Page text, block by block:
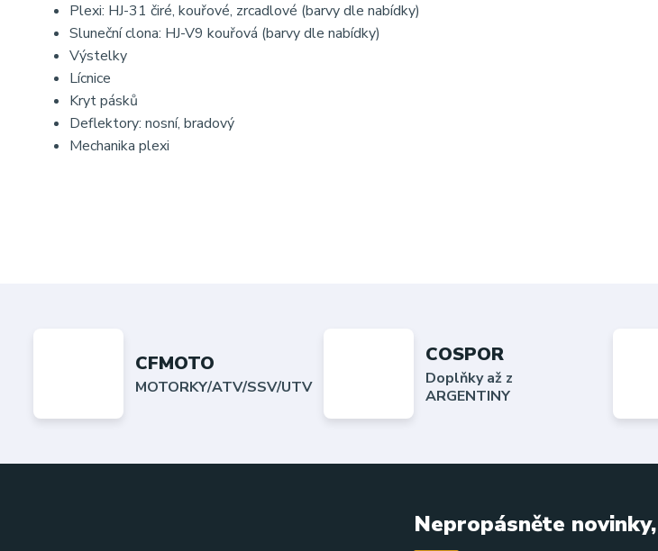
Plexi: HJ-31 čiré, kouřové, zrcadlové (barvy dle nabídky)
Sluneční clona: HJ-V9 kouřová (barvy dle nabídky)
Výstelky
Lícnice
Kryt pásků
Deflektory: nosní, bradový
Mechanika plexi
CFMOTO
MOTORKY/ATV/SSV/UTV
COSPOR
Doplňky až z
ARGENTINY
Nepropásněte